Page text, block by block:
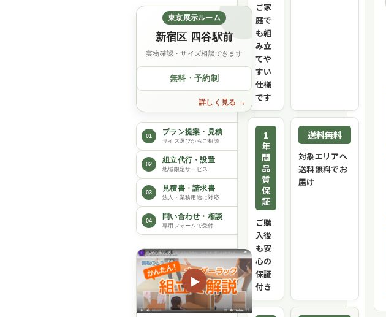
東京展示ルーム
新宿区 四谷駅前
実物確認・サイズ相談できます
無料・予約制
詳しく見る
01 プラン提案・見積
サイズ選びからご相談
02 組立代行・設置
地域限定サービス
03 見積書・請求書
法人・業務用途に対応
04 問い合わせ・相談
専用フォームで受付
▶
ご家
庭で
も組
み立
てや
すい
仕様
です
1
年
間
品
質
保
証
ご購
入後
も安
心の
保証
付き
送料無料
対象エリアへ
送料無料でお
届け